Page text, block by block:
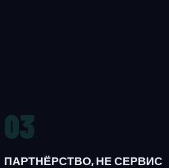
03
ПАРТНЁРСТВО, НЕ СЕРВИС